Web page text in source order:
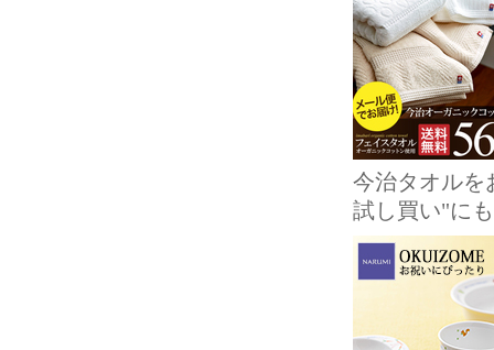
今治タオルを
試し買い"に